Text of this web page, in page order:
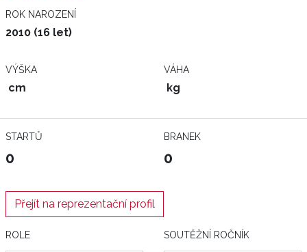
ROK NAROZENÍ
2010 (16 let)
VÝŠKA
cm
VÁHA
kg
STARTŮ
0
BRANEK
0
Přejít na reprezentační profil
ROLE SOUTĚŽNÍ ROČNÍK